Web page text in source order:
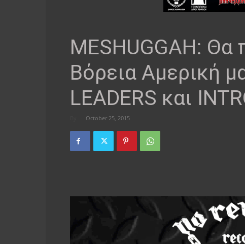
MESHUGGAH: Θα
Βόρεια Αμερική
LEADERS και
October 25, 2015